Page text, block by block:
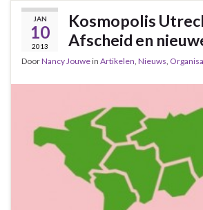
JAN
10
2013
Kosmopolis
Afscheid en
DoorNancy Jouwein Artikelen, Nieuws,